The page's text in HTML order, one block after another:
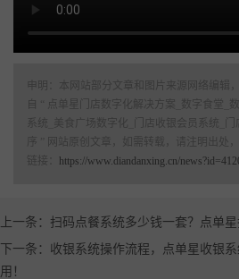
申明：本网站部分文章和图片来源网络编辑
自 “ 点单星门店数字化解决方案_数字食堂_
系统_美食广场数字化_门店收银会员系统_门
序 ” 网站原创文章，如需转载，请注明出处
链接：
https://www.diandanxing.cn/
上一条：扫码点餐系统多少钱一套？点单
下一条：收银系统操作流程，点单星收银
用！